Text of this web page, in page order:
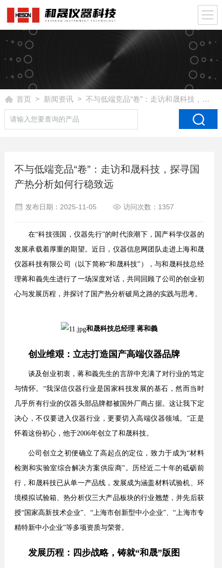
首页 > 新闻资讯> 不与低端竞品“卷”：走访和晟科技，探寻国产热分析如何行稳致远
不与低端竞品“卷”：走访和晟科技，探寻国
产热分析如何行稳致远
发布日期：2025-11-05 访问次数：1357
在“科技强国，仪器先行”的时代浪潮下，国产科学仪器的
发展承载着厚重的期望。近日，仪器信息网团队走进上海和晟
仪器科技有限公司（以下简称“和晟科技”），与和晟科技总经
理蒋和義先生进行了一场深度对话，共同回顾了公司的创业初
心与发展历程，并探讨了国产热分析破局之路的实践与思考。
和晟科技总经理 蒋和義
创业维艰：立志打造国产高端仪器品牌
谈及创业初衷，蒋和義先生的言辞中充满了对行业的笃定
与情怀。“我深信仪器行业是国家科技发展的基石，然而当时
几乎所有行业的仪器头部品牌都被国外厂商占据。这让我下定
决心，不仅要进入仪器行业，更要切入高端仪器领域。”正是
怀着这份初心，他于2006年创立了和晟科技。
公司创立之初便确立了高起点的定位，致力于成为“材料
检测和实验室综合解决方案供应商”。历经近二十年的砥砺前
行，和晟科技已从单一产品线，发展成为涵盖材料试验机、环
境模拟试验箱、热分析仪三大产品板块的行业翘楚，并先后获
授“国家高新技术企业”、“上海市创新型中小企业”、“上海市专
精特新中小企业”等多项资质与荣誉。
发展历程：四步战略，铸就“和晟”版图